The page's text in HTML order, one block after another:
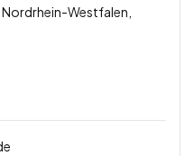
Westfalen,